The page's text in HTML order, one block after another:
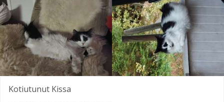
Kotiutunut Kissa